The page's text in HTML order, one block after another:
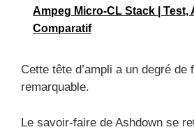
Ampeg Micro-CL Stack | Test,
Comparatif
Cette tête d’ampli a un degré de
remarquable.
Le savoir-faire de Ashdown se